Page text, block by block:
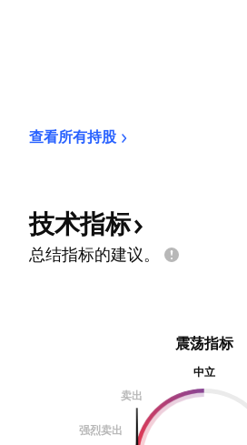
查看所有持股
技术指标
总结指标的建议。
震荡指标
中立
卖出
强烈卖出